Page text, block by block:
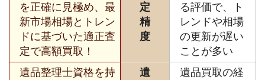
を正確に見極め、最
新市場相場とトレン
ドに基づいた適正査
定で高額買取！
定
精
度
る評価で、ト
レンドや相場
の更新が遅い
ことが多い
遺品整理士資格を持
遺
遺品買取の経